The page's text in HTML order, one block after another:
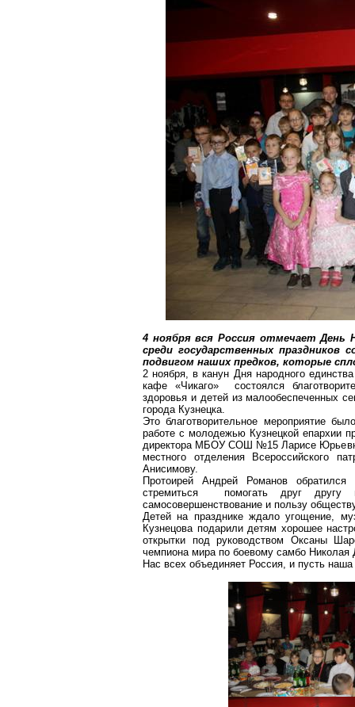
4 ноября вся Россия отмечает День
среди государственных праздников
подвигом наших предков, которые
2 ноября, в канун Дня народного
кафе «Чикаго» состоялся
здоровья и детей из малообеспеченных
города Кузнецка.
Это благотворительное мероприятие
работе с молодежью Кузнецкой епархии
директора МБОУ СОШ №15 Ларисе
местного отделения Всероссийского
Анисимову.
Протоирей Андрей Романов
стремиться помогать друг другу
самосовершенствование и пользу
Детей на праздникеждало угощение,
Кузнецова подарили детям хорошее
открытки под руководством Оксаны
чемпиона мира по боевому самбо Николая
Нас всех объединяет Россия, и пусть